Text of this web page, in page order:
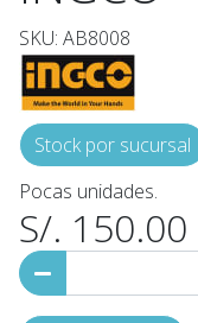
SKU: AB8008
Stock por sucursal
Pocas unidades.
S/. 150.00